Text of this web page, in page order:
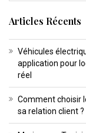
Articles Récents
Véhicules
application pour
réel
Comment choisir
sa relation client ?